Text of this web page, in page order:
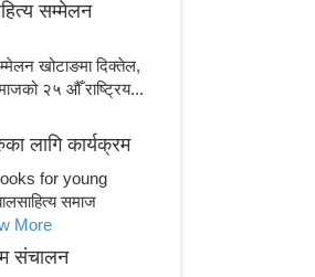
सम्मेलन
खोटाङमा दिक्तेल,
२५ औँ राष्ट्रिय...
लागि कार्यक्रम
for young
समाज
More
संचालन